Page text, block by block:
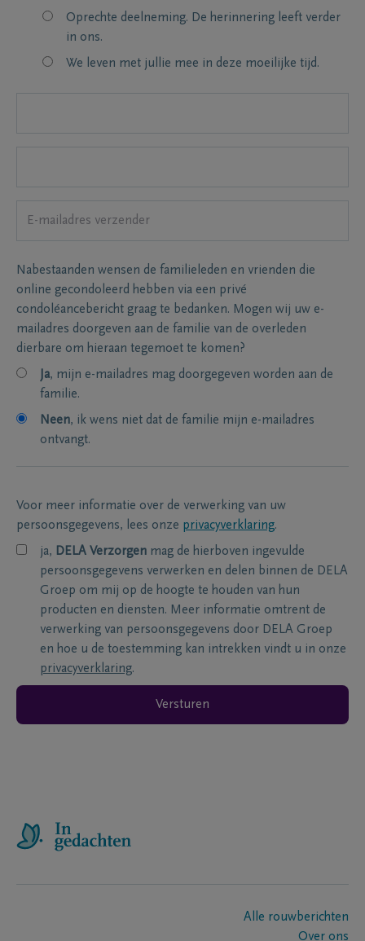
Oprechte deelneming. De herinnering leeft verder
in ons.
We leven met jullie mee in deze moeilijke tijd.
Nabestaanden wensen de familieleden en vrienden die
online gecondoleerd hebben via een privé
condoléancebericht graag te bedanken. Mogen wij uw e-
mailadres doorgeven aan de familie van de overleden
dierbare om hieraan tegemoet te komen?
Ja, mijn e-mailadres mag doorgegeven worden aan de
familie.
Neen, ik wens niet dat de familie mijn e-mailadres
ontvangt.
Voor meer informatie over de verwerking van uw
persoonsgegevens, lees onze privacyverklaring.
ja, DELA Verzorgen mag de hierboven ingevulde
persoonsgegevens verwerken en delen binnen de DELA
Groep om mij op de hoogte te houden van hun
producten en diensten. Meer informatie omtrent de
verwerking van persoonsgegevens door DELA Groep
en hoe u de toestemming kan intrekken vindt u in onze
privacyverklaring.
Versturen
Alle rouwberichten
Over ons